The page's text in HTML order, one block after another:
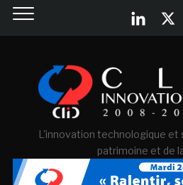
L'innovation technologique et
patrimoine et de